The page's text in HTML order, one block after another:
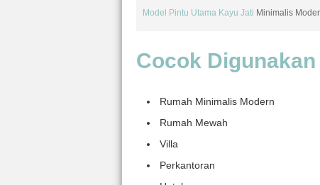
Model Pintu Utama Kayu Jati Minimalis
Cocok
Rumah Minimalis Modern
Rumah Mewah
Villa
Perkantoran